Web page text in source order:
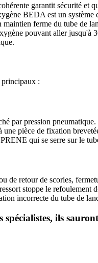
garantit sécurité et
BEDA est un
maintien ferme du tube de
pouvant aller jusqu'à
principaux :
par pression pneumatique.
une pièce de fixation
qui se serre sur le
de retour de scories,
stoppe le refoulement
incorrecte du tube de
ils